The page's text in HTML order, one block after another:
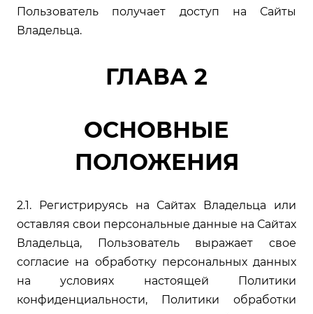
Пользователь получает доступ на Сайты
Владельца.
ГЛАВА 2
ОСНОВНЫЕ
ПОЛОЖЕНИЯ
2.1. Регистрируясь на Сайтах Владельца или
оставляя свои персональные данные на Сайтах
Владельца, Пользователь выражает свое
согласие на обработку персональных данных
на условиях настоящей Политики
конфиденциальности, Политики обработки